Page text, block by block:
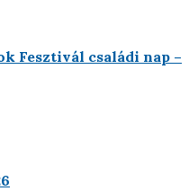
Fesztivál családi nap –